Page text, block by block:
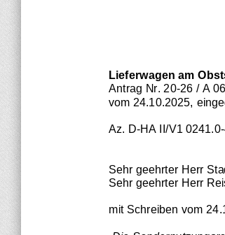
Lieferwagen am
Antrag Nr. 20-26 / A
vom 24.10.2025,
Az. D-HA II/V1 0241.0-
Sehr geehrter Herr
Sehr geehrter Herr
mit Schreiben vom